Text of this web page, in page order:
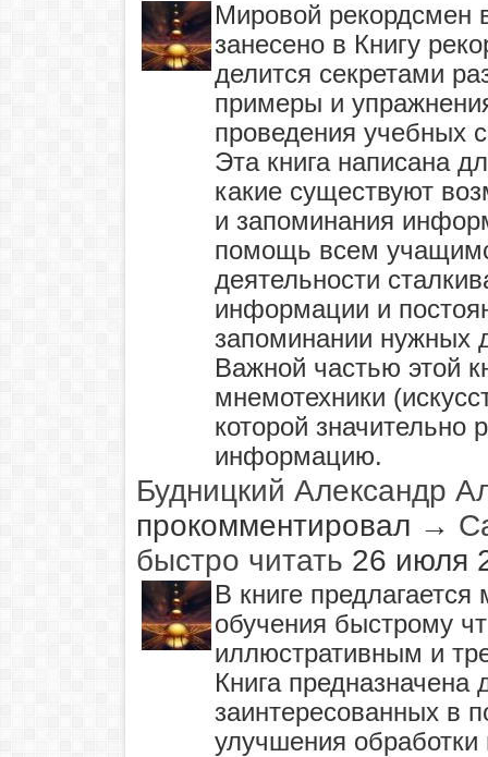
Мировой рекордсмен
занесено в Книгу
делится секретами
примеры и
проведения учебных
Эта книга написана
какие существуют
и запоминания
помощь всем
деятельности
информации и
запоминании нужных
Важной частью этой
мнемотехники
которой значительно
информацию.
Будницкий Александр
прокомментировал →
быстро читать 26 июля
В книге предлагается
обучения быстрому
иллюстративным и
Книга предназначена
заинтересованных в
улучшения